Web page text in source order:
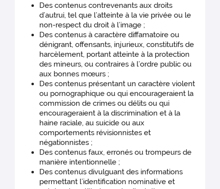
Des contenus contrevenants aux droits
d’autrui, tel que l’atteinte à la vie privée ou le
non-respect du droit à l’image ;
Des contenus à caractère diffamatoire ou
dénigrant, offensants, injurieux, constitutifs de
harcèlement, portant atteinte à la protection
des mineurs, ou contraires à l’ordre public ou
aux bonnes mœurs ;
Des contenus présentant un caractère violent
ou pornographique ou qui encourageraient la
commission de crimes ou délits ou qui
encourageraient à la discrimination et à la
haine raciale, au suicide ou aux
comportements révisionnistes et
négationnistes ;
Des contenus faux, erronés ou trompeurs de
manière intentionnelle ;
Des contenus divulguant des informations
permettant l’identification nominative et